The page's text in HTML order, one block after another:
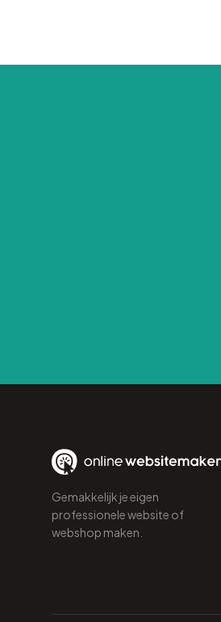
Gemakkelijk je eigen
professionele website of
webshop maken.